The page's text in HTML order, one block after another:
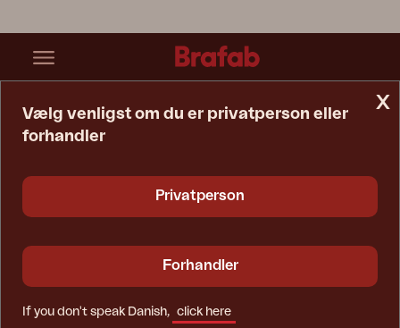
x
Vælg venligst om du er privatperson eller
forhandler
Privatperson
Forhandler
If you don't speak Danish, click here